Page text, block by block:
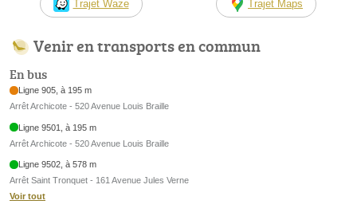
Trajet Waze Trajet Maps
Venir en transports en commun
En bus
Ligne 905, à 195 m
Arrêt Archicote - 520 Avenue Louis Braille
Ligne 9501, à 195 m
Arrêt Archicote - 520 Avenue Louis Braille
Ligne 9502, à 578 m
Arrêt Saint Tronquet - 161 Avenue Jules Verne
Voir tout